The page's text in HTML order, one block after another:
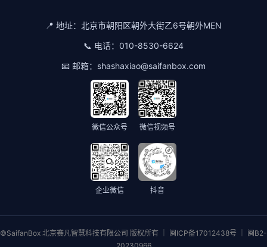
📍 地址： 北京市朝阳区朝外大街乙6号朝外MEN
📞 电话： 010-8530-6624
📧 邮箱： shashaxiao@saifanbox.com
微信公众号 微信视频号
企业微信 抖音
©SaifanBox 北京赛凡智慧科技有限公司 版权所有 ｜ 闽ICP备17012438号 ｜ 闽B2-